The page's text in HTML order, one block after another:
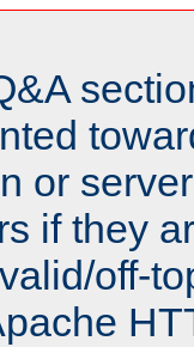
or
if they
off-